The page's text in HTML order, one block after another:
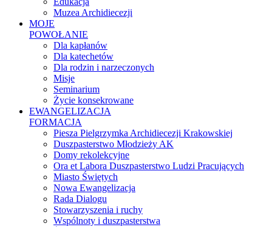
Muzea Archidiecezji
MOJE
POWOŁANIE
Dla kapłanów
Dla katechetów
Dla rodzin i narzeczonych
Misje
Seminarium
Życie konsekrowane
EWANGELIZACJA
FORMACJA
Piesza Pielgrzymka Archidiecezji Krakowskiej
Duszpasterstwo Młodzieży AK
Domy rekolekcyjne
Ora et Labora Duszpasterstwo Ludzi Pracujących
Miasto Świętych
Nowa Ewangelizacja
Rada Dialogu
Stowarzyszenia i ruchy
Wspólnoty i duszpasterstwa